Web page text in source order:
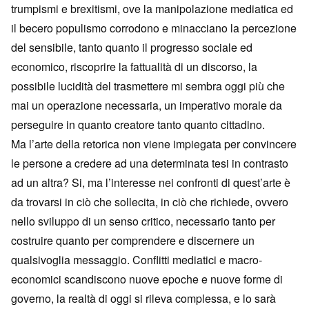
trumpismi e brexitismi, ove la manipolazione mediatica ed
il becero populismo corrodono e minacciano la percezione
del sensibile, tanto quanto il progresso sociale ed
economico, riscoprire la fattualità di un discorso, la
possibile lucidità del trasmettere mi sembra oggi più che
mai un operazione necessaria, un imperativo morale da
perseguire in quanto creatore tanto quanto cittadino.
Ma l’arte della retorica non viene impiegata per convincere
le persone a credere ad una determinata tesi in contrasto
ad un altra? Si, ma l’interesse nei confronti di quest’arte è
da trovarsi in ciò che sollecita, in ciò che richiede, ovvero
nello sviluppo di un senso critico, necessario tanto per
costruire quanto per comprendere e discernere un
qualsivoglia messaggio. Conflitti mediatici e macro-
economici scandiscono nuove epoche e nuove forme di
governo, la realtà di oggi si rileva complessa, e lo sarà